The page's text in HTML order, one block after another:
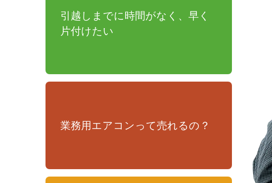
引越しまでに時間がなく、早く
片付けたい
業務用エアコンって売れるの？